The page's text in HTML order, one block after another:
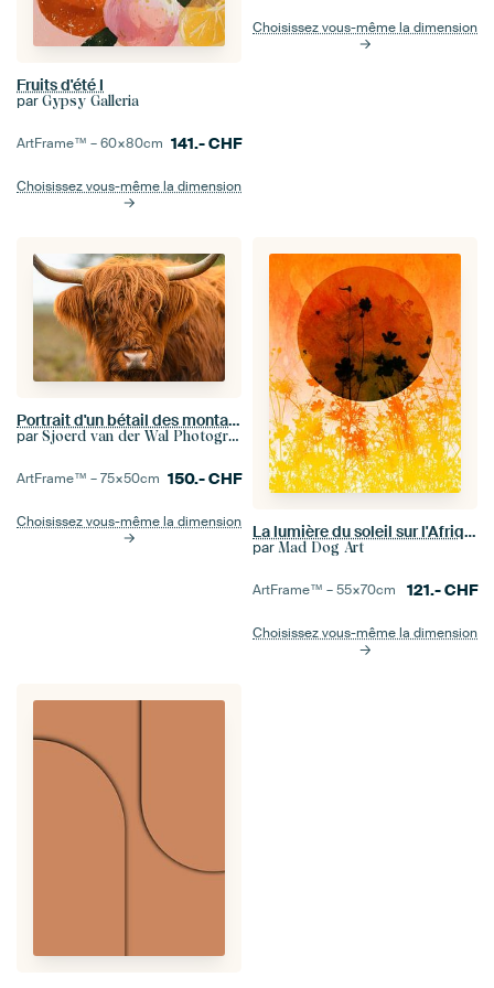
Fruits d'été I
par Gypsy Galleria
ArtFrame™ –60×80cm 141.-CHF
Choisissez vous-même la dimension
Choisissez vous-même la dimension
Portrait d'un bétail des montagnes écossaises
par Sjoerd van der Wal Photographie
ArtFrame™ –75×50cm 150.-CHF
Choisissez vous-même la dimension
La lumière du soleil sur l'Afrique
par Mad Dog Art
ArtFrame™ –55×70cm 121.-CHF
Choisissez vous-même la dimension